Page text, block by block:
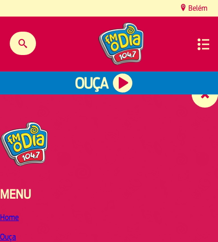
Belém
OUÇA
MENU
Home
Ouça